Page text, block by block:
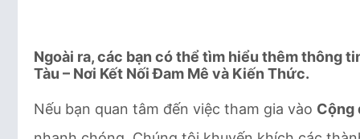
Ngoài ra, các bạn có thể tìm hiểu thêm thông
Tàu – Nơi Kết Nối Đam Mê và Kiến Thức.
Nếu bạn quan tâm đến việc tham gia vào Cộng